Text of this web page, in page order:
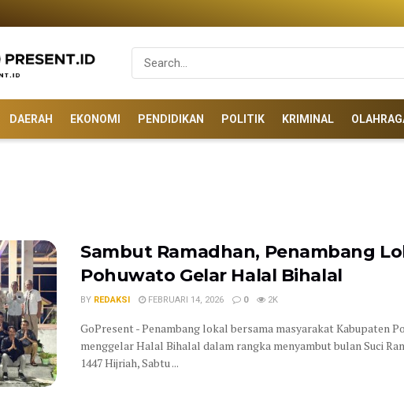
DAERAH EKONOMI PENDIDIKAN POLITIK KRIMINAL
Sambut Ramadhan, Penambang
Pohuwato Gelar Halal Bihalal
BY REDAKSI FEBRUARI 14, 2026 0 2K
GoPresent - Penambang lokal bersama masyarakat Kabupaten
menggelar Halal Bihalal dalam rangka menyambut bulan Suci
1447 Hijriah, Sabtu ...